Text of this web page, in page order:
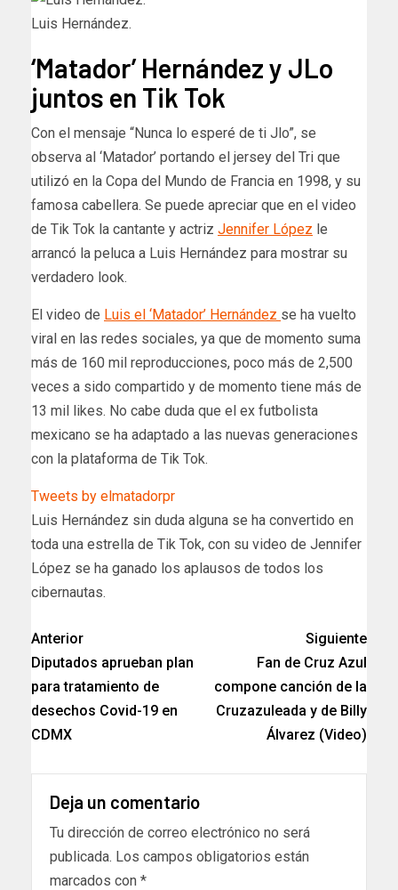
Luis Hernández.
‘Matador’ Hernández y JLo
juntos en Tik Tok
Con el mensaje “Nunca lo esperé de ti Jlo”, se
observa al ‘Matador’ portando el jersey del Tri que
utilizó en la Copa del Mundo de Francia en 1998, y su
famosa cabellera. Se puede apreciar que en el video
de Tik Tok la cantante y actriz Jennifer López le
arrancó la peluca a Luis Hernández para mostrar su
verdadero look.
El video de Luis el ‘Matador’ Hernández se ha vuelto
viral en las redes sociales, ya que de momento suma
más de 160 mil reproducciones, poco más de 2,500
veces a sido compartido y de momento tiene más de
13 mil likes. No cabe duda que el ex futbolista
mexicano se ha adaptado a las nuevas generaciones
con la plataforma de Tik Tok.
Tweets by elmatadorpr
Luis Hernández sin duda alguna se ha convertido en
toda una estrella de Tik Tok, con su video de Jennifer
López se ha ganado los aplausos de todos los
cibernautas.
Anterior
Diputados aprueban plan
para tratamiento de
desechos Covid-19 en
CDMX
Siguiente
Fan de Cruz Azul
compone canción de la
Cruzazuleada y de Billy
Álvarez (Video)
Deja un comentario
Tu dirección de correo electrónico no será
publicada. Los campos obligatorios están
marcados con *